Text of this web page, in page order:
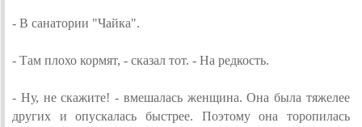
- В санатории "Чайка".
- Там плохо кормят, - сказал тот. - На редкость.
- Ну, не скажите! - вмешалась женщина. Она была тяжелее
других и опускалась быстрее. Поэтому она торопилась